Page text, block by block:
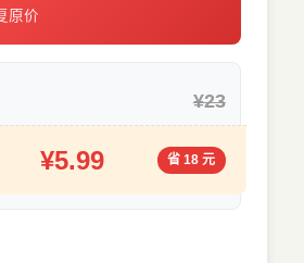
原价
¥23
¥5.99 省 18 元